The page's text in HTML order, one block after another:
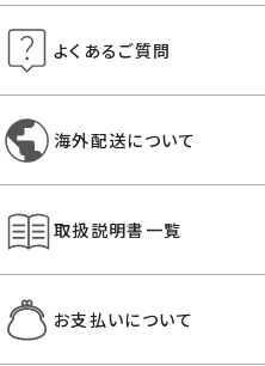
よくあるご質問
海外配送について
取扱説明書一覧
お支払いについて